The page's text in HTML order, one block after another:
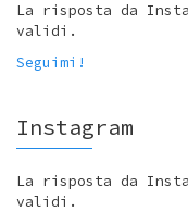
La risposta da
validi.
Seguimi!
Instagram
La risposta da
validi.